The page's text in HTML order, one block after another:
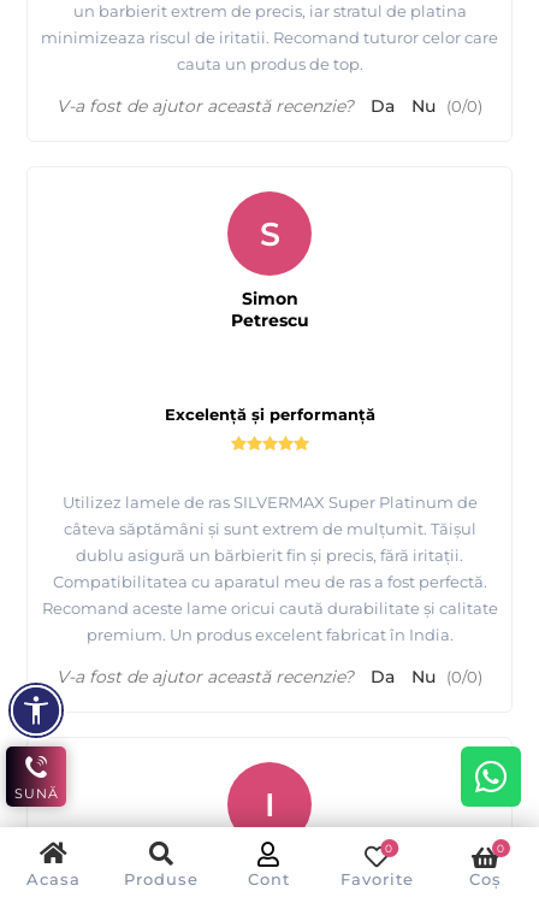
Acasa Produse Cont Favorite
0
Coș
0
un barbierit extrem de precis, iar stratul de platina
minimizeaza riscul de iritatii. Recomand tuturor celor care
cauta un produs de top.
V-a fost de ajutor această recenzie? Da Nu (0/0)
Excelență și performanță
Utilizez lamele de ras SILVERMAX Super Platinum de
câteva săptămâni și sunt extrem de mulțumit. Tăișul
dublu asigură un bărbierit fin și precis, fără iritații.
Compatibilitatea cu aparatul meu de ras a fost perfectă.
Recomand aceste lame oricui caută durabilitate și calitate
premium. Un produs excelent fabricat în India.
S
Simon
Petrescu
V-a fost de ajutor această recenzie? Da Nu (0/0)
I
Ioana Jinga
SUNĂ